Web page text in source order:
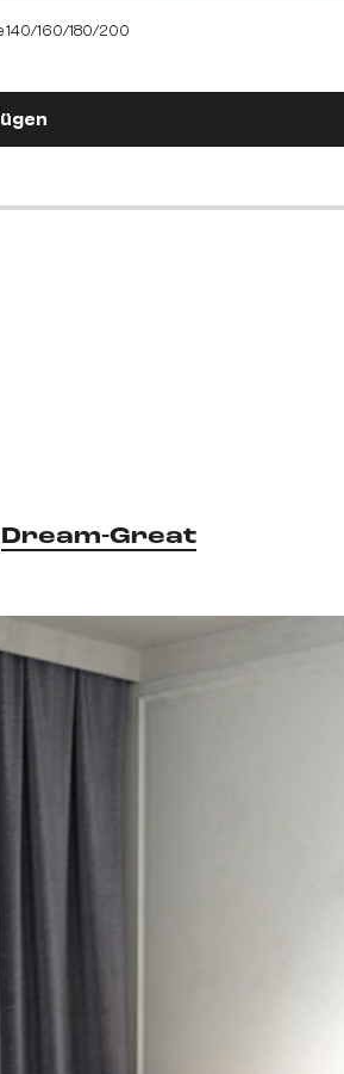
140/160/180/200
Dream-Great